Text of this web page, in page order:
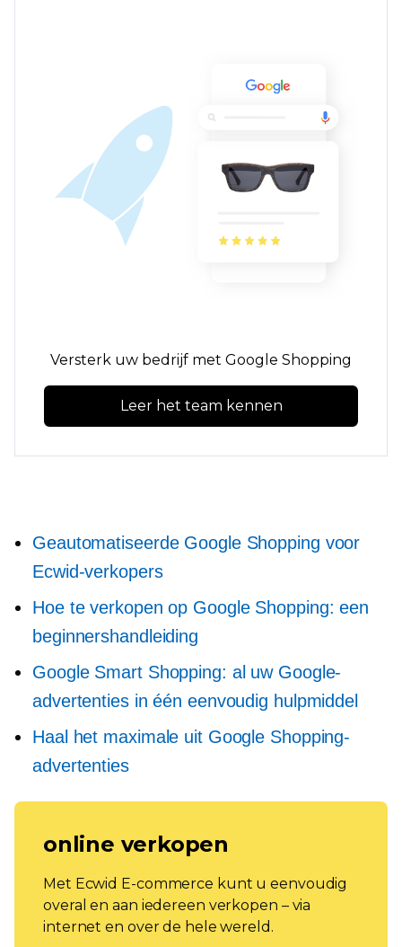
Versterk uw bedrijf met Google Shopping
Leer het team kennen
Geautomatiseerde Google Shopping voor
Ecwid-verkopers
Hoe te verkopen op Google Shopping: een
beginnershandleiding
Google Smart Shopping: al uw Google-
advertenties in één eenvoudig hulpmiddel
Haal het maximale uit Google Shopping-
advertenties
online verkopen
Met Ecwid E-commerce kunt u eenvoudig
overal en aan iedereen verkopen – via
internet en over de hele wereld.